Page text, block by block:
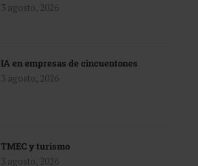
3 agosto, 2026
IA en empresas de cincuentones
3 agosto, 2026
TMEC y turismo
3 agosto, 2026